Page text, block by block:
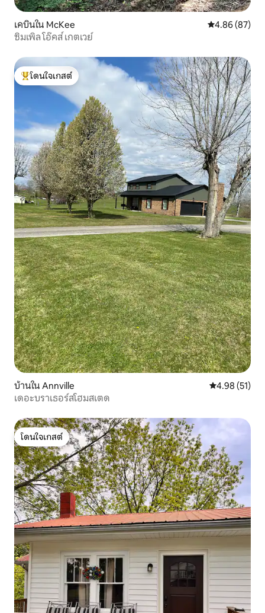
เคบินใน McKee คะแนนเฉลี่ย
4.86 (87)
ซิมเพิล โอ๊คส์ เกตเวย์
โดนใจเกสต์ที่สุด
โดนใจเกสต์
บ้านใน Annville คะแนนเฉลี่ย
4.98 (51)
เดอะบราเธอร์สโฮมสเตด
โดนใจเกสต์
โดนใจเกสต์